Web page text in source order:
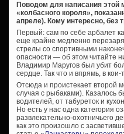
Поводом для написания
«колбасного короля»,
апреле). Кому интересно, без
Первый: сам по себе арбалет
еще крайне медленно
стрелы со спортивными
опасности — об этом читайте
Владимир Маругов был убит
сердце. Так что и впрямь, в
Отсюда и проистекает второй
случая с рыбаками). Казалось
водителей, от табуреток и
Но есть у нас одна категория
развлекательно-охотничьего
как это произошло с